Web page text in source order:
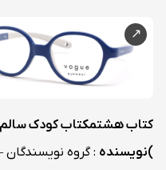
کتاب هشتمکتاب کودک
)نویسنده : گروه نویسندگان